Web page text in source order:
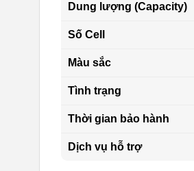
Dung lượng (Capacity)
Số Cell
Màu sắc
Tình trạng
Thời gian bảo hành
Dịch vụ hỗ trợ